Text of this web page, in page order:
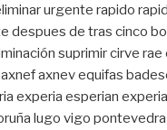
urgente rapido
despues de tras cinco
suprimir cirve rae
axnev equifas
experia esperian
lugo vigo